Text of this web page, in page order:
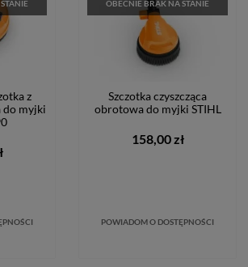
z
do myjki
OBECNIE BRAK NA STANIE
Szczotka czyszcząca
obrotowa do myjki STIHL
158,00 zł
POWIADOM O DOSTĘPNOŚCI